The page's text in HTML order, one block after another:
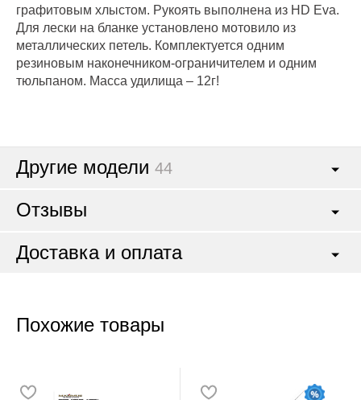
графитовым хлыстом. Рукоять выполнена из HD Eva.
Для лески на бланке установлено мотовило из
металлических петель. Комплектуется одним
резиновым наконечником-ограничителем и одним
тюльпаном. Масса удилища – 12г!
Другие модели 44
Отзывы
Доставка и оплата
Похожие товары